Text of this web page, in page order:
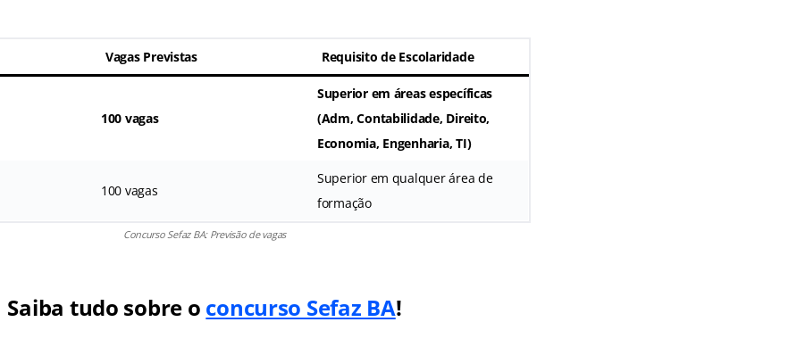
Vagas Previstas Requisito de Escolaridade
100 vagas
Superior em áreas específicas
(Adm, Contabilidade, Direito,
Economia, Engenharia, TI)
100 vagas
Superior em qualquer área de
formação
Concurso Sefaz BA: Previsão de vagas
Saiba tudo sobre o concurso Sefaz BA!